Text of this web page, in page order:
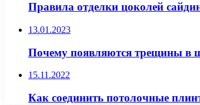
Правила отделки цоколей
13.01.2023
Почему появляются трещины в
15.11.2022
Как соединить потолочные